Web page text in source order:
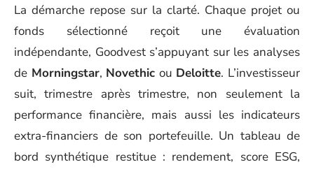
La démarche repose sur la clarté. Chaque projet ou
fonds sélectionné reçoit une évaluation
indépendante, Goodvest s’appuyant sur les analyses
de Morningstar, Novethic ou Deloitte. L’investisseur
suit, trimestre après trimestre, non seulement la
performance financière, mais aussi les indicateurs
extra-financiers de son portefeuille. Un tableau de
bord synthétique restitue : rendement, score ESG,